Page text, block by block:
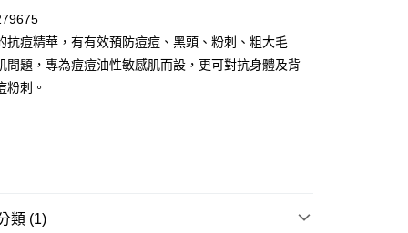
款
抗痘精華，有有效預防痘痘、黑頭、粉刺、粗大毛
問題，專為痘痘油性敏感肌而設，更可對抗身體及背
粉刺。
類 (1)